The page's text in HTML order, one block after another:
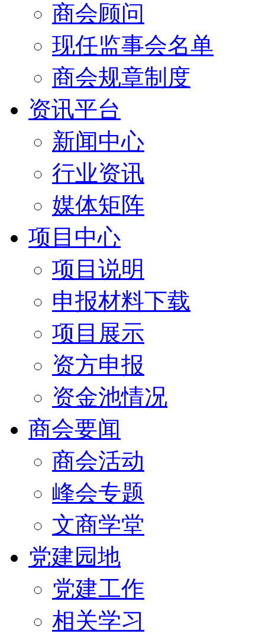
商会顾问
现任监事会名单
商会规章制度
资讯平台
新闻中心
行业资讯
媒体矩阵
项目中心
项目说明
申报材料下载
项目展示
资方申报
资金池情况
商会要闻
商会活动
峰会专题
文商学堂
党建园地
党建工作
相关学习